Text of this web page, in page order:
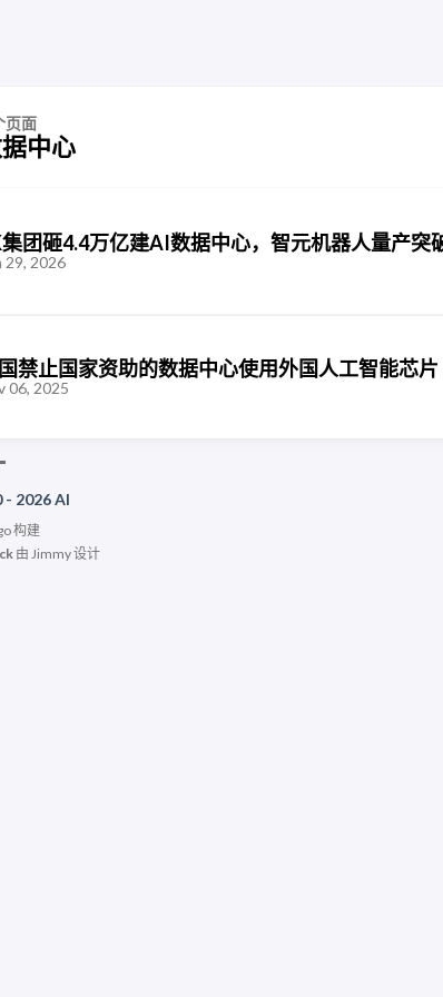
页面
中心
团砸4.4万亿建AI数据中心，智元机器人量产突
29, 2026
禁止国家资助的数据中心使用外国人工智能芯片
06, 2025
- 2026 AI
构建
由 Jimmy设计